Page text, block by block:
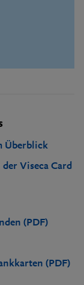
Überblick
Viseca Card
(PDF)
(PDF)